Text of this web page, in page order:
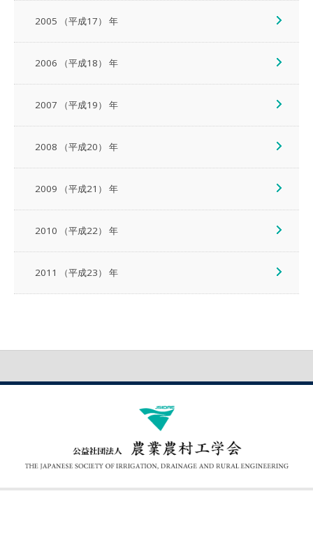
2005 （平成17） 年
2006 （平成18） 年
2007 （平成19） 年
2008 （平成20） 年
2009 （平成21） 年
2010 （平成22） 年
2011 （平成23） 年